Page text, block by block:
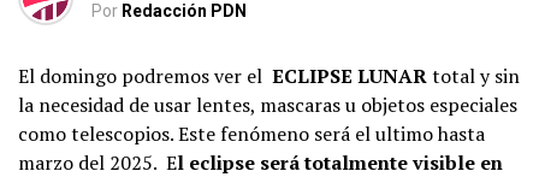
Por Redacción PDN
El domingo podremos ver el ECLIPSE LUNARtotal y sin
la necesidad de usar lentes, mascaras u objetos especiales
como telescopios. Este fenómeno será el ultimo hasta
marzo del 2025. El eclipse será totalmente visible en